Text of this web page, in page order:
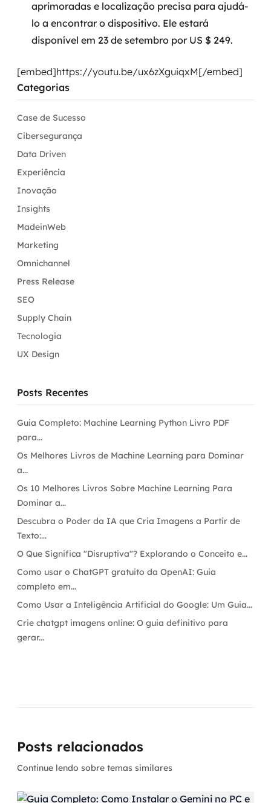
aprimoradas e localização precisa para ajudá-
lo a encontrar o dispositivo. Ele estará
disponível em 23 de setembro por US $ 249.
[embed]https://youtu.be/ux6zXguiqxM[/embed]
Categorias
Case de Sucesso
Cibersegurança
Data Driven
Experiência
Inovação
Insights
MadeinWeb
Marketing
Omnichannel
Press Release
SEO
Supply Chain
Tecnologia
UX Design
Posts Recentes
Guia Completo: Machine Learning Python Livro PDF
para...
Os Melhores Livros de Machine Learning para Dominar
a...
Os 10 Melhores Livros Sobre Machine Learning Para
Dominar a...
Descubra o Poder da IA que Cria Imagens a Partir de
Texto:...
O Que Significa "Disruptiva"? Explorando o Conceito e...
Como usar o ChatGPT gratuito da OpenAI: Guia
completo em...
Como Usar a Inteligência Artificial do Google: Um Guia...
Crie chatgpt imagens online: O guia definitivo para
gerar...
Posts relacionados
Continue lendo sobre temas similares